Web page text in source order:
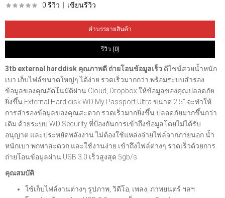
0 รีวิว เขียนรีวิว
คำบรรยายสินค้า
รีวิว (0)
3tb external harddisk คุณภาพดี ถ่ายโอนข้อมูลเร็ว ดีไชน์สวยน้ำหนัก
เบา เก็บไฟล์ขนาดใหญ่ๆ ได้ง่าย รวดเร็วมากกว่า พร้อมระบบสำรอง
ข้อมูลของคุณอัตโนมัติผ่าน Cloud, Dropbox ให้ข้อมูลของคุณปลอดภัย
ยิ่งขึ้น External Hard disk WD My Passport Ultra ขนาด 2.5" จะทำให้
การสำรองข้อมูลของคุณสะดวก รวดเร็วมากยิ่งขึ้น ปลอดภัยมากขึ้นกว่า
เดิม ด้วยระบบ WD Security ที่ป้องกันการเข้าถึงข้อมูลโดยไม่ได้รับ
อนุญาต และประหยัดพลังงาน ไม่ต้องใช้แหล่งจ่ายไฟล์จากภายนอก น้ำ
หนักเบา พกพาสะดวก และใช้งานง่าย เข้าถึงไฟล์ต่างๆ รวดเร็วด้วยการ
ถ่ายโอนข้อมูลผ่าน USB 3.0 เร็วสูงสุด 5gb/s
คุณสมบัติ
ใช้เก็บไฟล์งานต่างๆ รูปภาพ, วิดีโอ, เพลง, ภาพยนตร์ ฯลฯ